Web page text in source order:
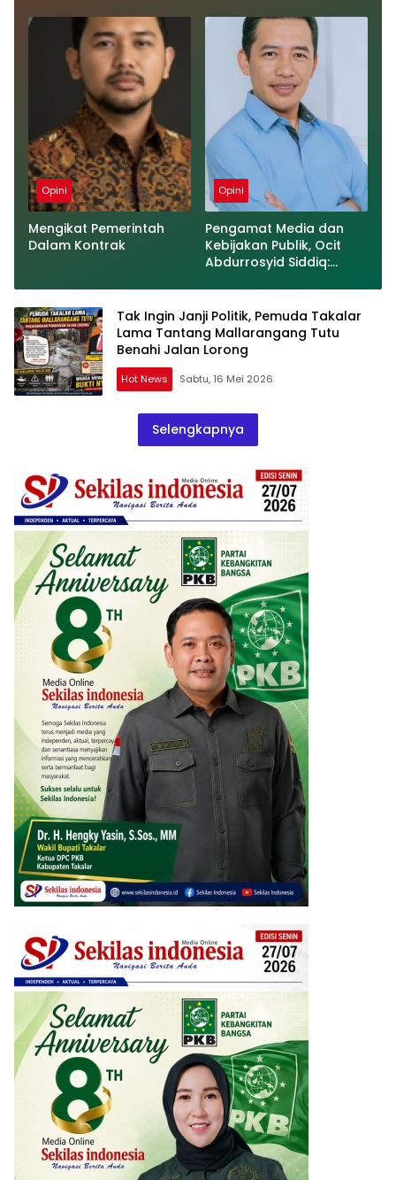
Kegiatan Telah Sesuai
Prosedur
Opini
Mengikat Pemerintah
Dalam Kontrak
Opini
Pengamat Media dan
Kebijakan Publik, Ocit
Abdurrosyid Siddiq:
𝗘𝗹𝗲𝗴𝗮𝗻
Tak Ingin Janji Politik, Pemuda Takalar
Lama Tantang Mallarangang Tutu
Benahi Jalan Lorong
Hot News Sabtu, 16 Mei 2026
Selengkapnya